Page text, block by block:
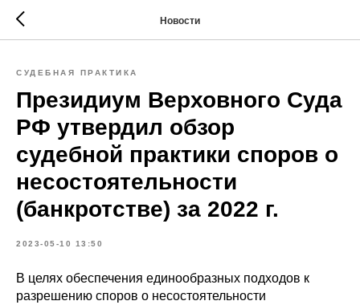
Новости
СУДЕБНАЯ ПРАКТИКА
Президиум Верховного Суда
РФ утвердил обзор
судебной практики споров о
несостоятельности
(банкротстве) за 2022 г.
2023-05-10 13:50
В целях обеспечения единообразных подходов к
разрешению споров о несостоятельности